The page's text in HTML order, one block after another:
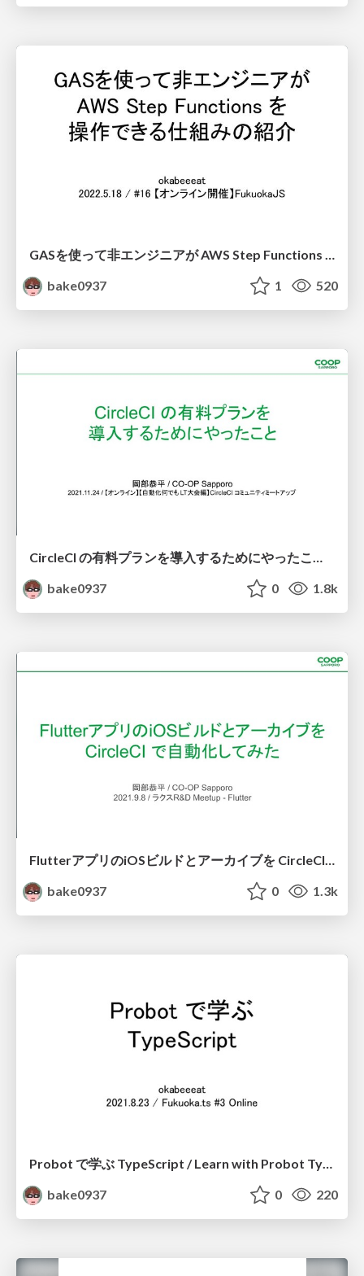
bake0937
1 520
CircleCI の有料プランを導入するためにやったこと/What I did to introduce CircleCI's paid plan
bake0937
0 1.8k
FlutterアプリのiOSビルドとアーカイブを CircleCI で自動化してみた / Tried automating the iOS build and archive of the Flutter app with CircleCI
bake0937
0 1.3k
Probot で学ぶ TypeScript / Learn with Probot TypeScript
bake0937
0 220